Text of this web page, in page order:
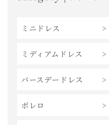
ミニドレス
ミディアムドレス
バースデードレス
ボレロ